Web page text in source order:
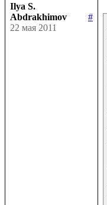
Ilya S.
Abdrakhimov
#
22 мая 2011